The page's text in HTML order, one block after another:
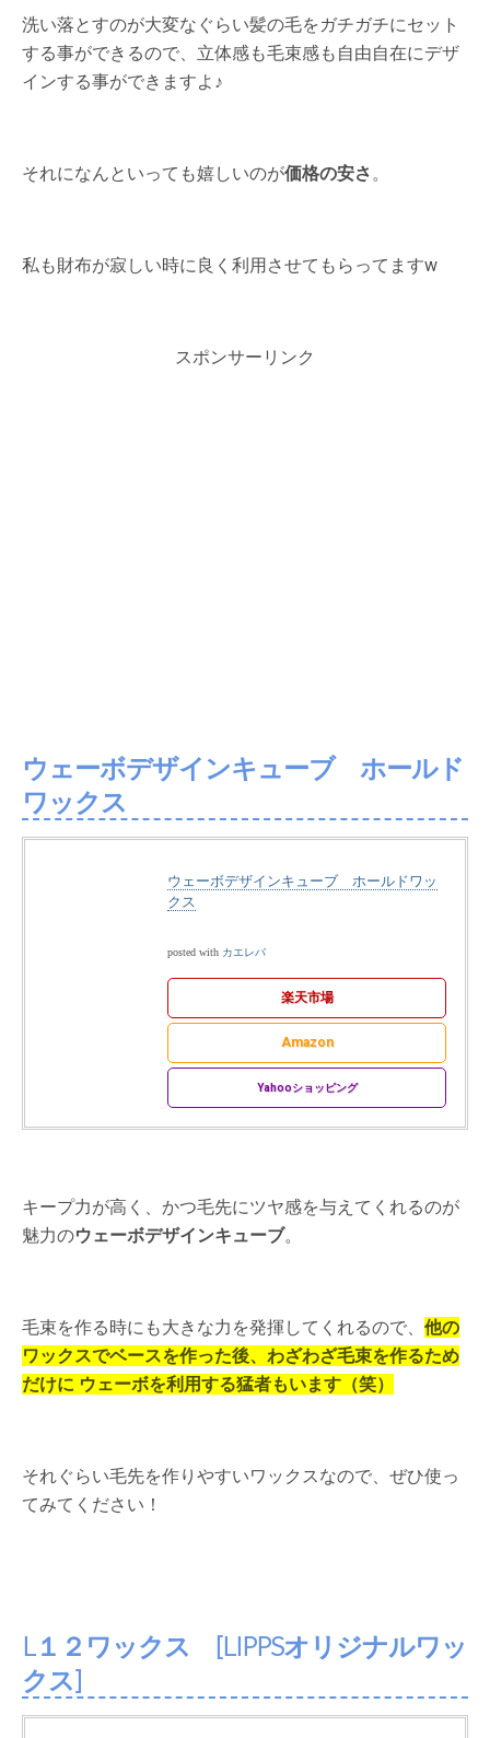
洗い落とすのが大変なぐらい髪の毛をガチガチにセット
する事ができるので、立体感も毛束感も自由自在にデザ
インする事ができますよ♪
それになんといっても嬉しいのが価格の安さ。
私も財布が寂しい時に良く利用させてもらってますw
スポンサーリンク
ウェーボデザインキューブ ホールド
ワックス
ウェーボデザインキューブ ホールドワッ
クス
posted with カエレバ
楽天市場
Amazon
Yahooショッピング
キープ力が高く、かつ毛先にツヤ感を与えてくれるのが
魅力のウェーボデザインキューブ。
毛束を作る時にも大きな力を発揮してくれるので、 他の
ワックスでベースを作った後、 わざわざ毛束を作るため
だけに ウェーボを利用する猛者もいます（笑）
それぐらい毛先を作りやすいワックスなので、ぜひ使っ
てみてください！
L１２ワックス [LIPPSオリジナルワッ
クス]